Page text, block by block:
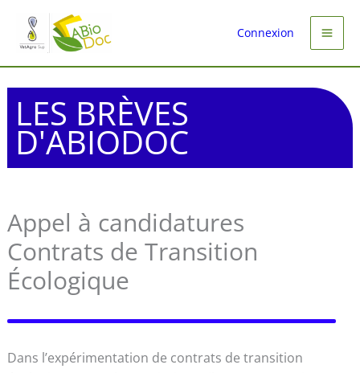
contenu
Connexion
LES BRÈVES
D'ABIODOC
Appel à candidatures
Contrats de Transition
Écologique
Dans l’expérimentation de contrats de transition